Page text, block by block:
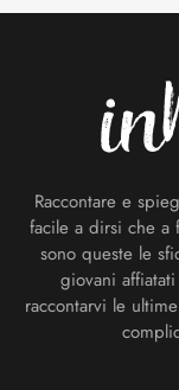
Raccontare e
facile a dirsi che a
sono queste le
giovani
raccontarvi le